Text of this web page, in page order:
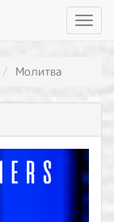
Молитва